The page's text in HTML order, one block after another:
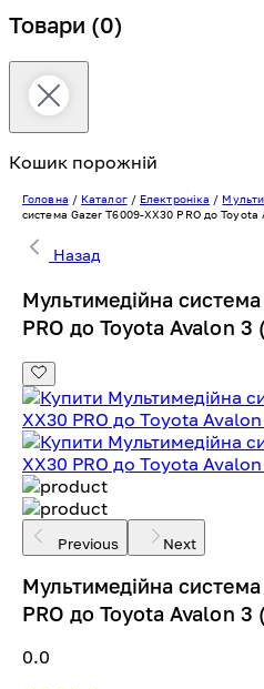
Товари (0)
Кошик порожній
Головна / Каталог/ Електроніка /
система Gazer T6009-XX30 PRO до
Назад
Мультимедійна
PRO до Toyota Avalon
Previous Next
Мультимедійна
PRO до Toyota Avalon
0.0